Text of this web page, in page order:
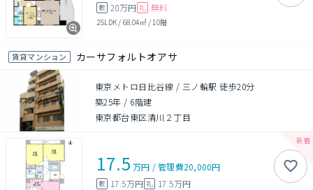
敷 20万円 礼 無料
2SLDK / 68.04㎡/ 10階
賃貸マンション カーサフォルトオアサ
東京メトロ日比谷線 / 三ノ輪駅 徒歩20分
築25年 / 6階建
東京都台東区清川２丁目
17.5 万円 /管理費20,000円
敷 17.5万円 礼 17.5万円